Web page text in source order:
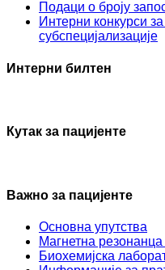
Подаци о броју
Интерни конкурси
субспецијализације
Интерни билтен
Кутак за пацијенте
Важно за пацијенте
Основна упутства
Mагнетна резонанца
Биохемијска